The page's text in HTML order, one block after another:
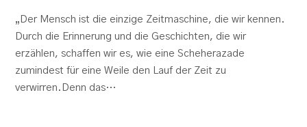
„Der Mensch ist die einzige Zeitmaschine, die wir kennen.
Durch die Erinnerung und die Geschichten, die wir
erzählen, schaffen wir es, wie eine Scheherazade
zumindest für eine Weile den Lauf der Zeit zu
verwirren.Denn das…